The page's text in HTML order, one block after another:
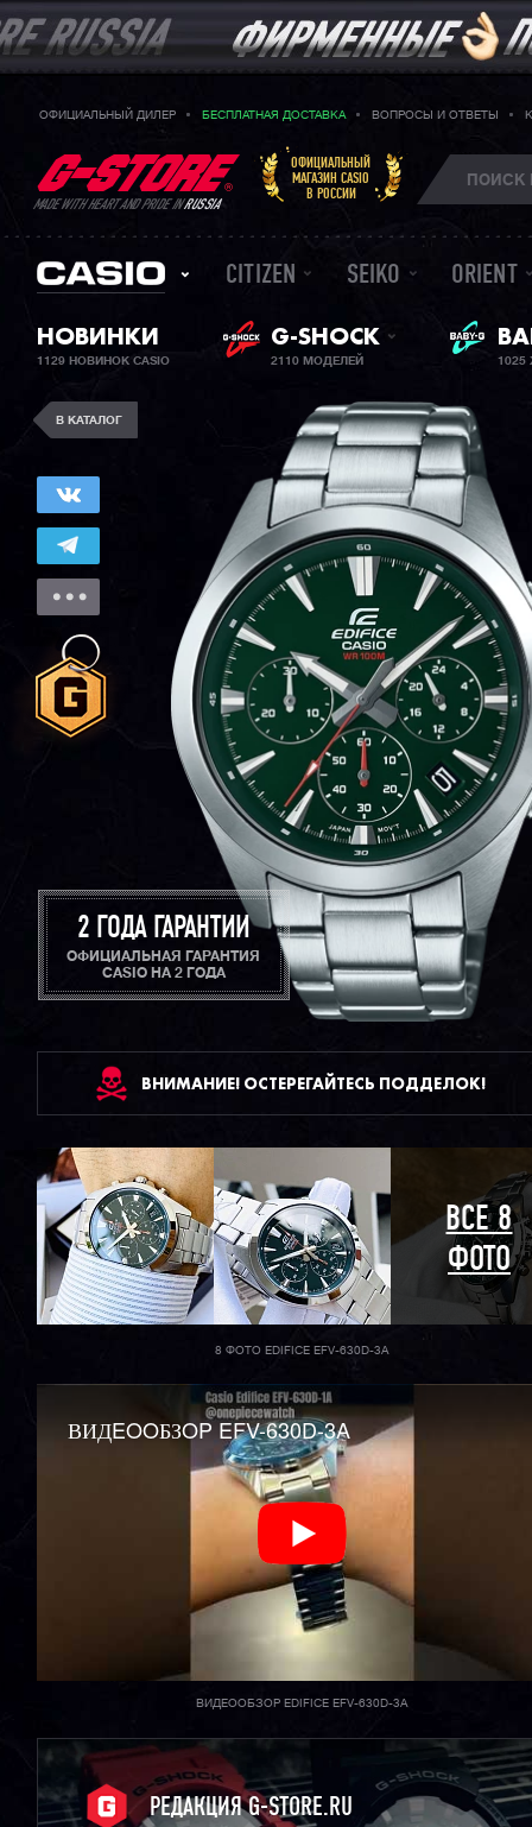
ОФИЦИАЛЬНЫЙ ДИЛЕР БЕСПЛАТНАЯ ДОСТАВКА ВОПРОСЫ И ОТВЕТЫ
MADE WITH HEART AND PRIDE INRUSSIA
ОФИЦИАЛЬНЫЙ
МАГАЗИН CASIO
В РОССИИ
CITIZEN SEIKO ORIENT
НОВИНКИ
1129 НОВИНОК CASIO
G-SHOCK
2110 МОДЕЛЕЙ
В КАТАЛОГ
2 ГОДА ГАРАНТИИ
ОФИЦИАЛЬНАЯ ГАРАНТИЯ
CASIO НА 2 ГОДА
ВНИМАНИЕ! ОСТЕРЕГАЙТЕСЬ ПОДДЕЛОК!
ВСЕ 8
ФОТО
8 ФОТО EDIFICE EFV-630D-3A
ВИДEOOБЗOP EFV-630D-3A
ВИДЕООБЗОР EDIFICE EFV-630D-3A
РЕДАКЦИЯ G-STORE.RU